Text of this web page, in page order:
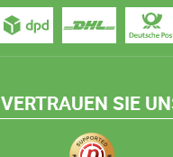
VERTRAUEN SIE